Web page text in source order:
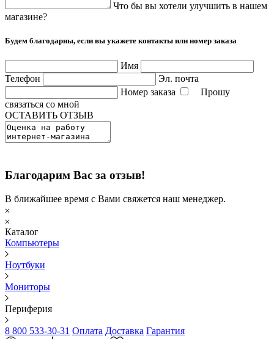
Что бы вы хотели улучшить в нашем
магазине?
Будем благодарны, если вы укажете контакты или номер заказа
Имя
Телефон
Эл. почта
Номер заказа
Прошу
связаться со мной
ОСТАВИТЬ ОТЗЫВ
Благодарим Вас за отзыв!
В ближайшее время с Вами свяжется наш менеджер.
Каталог
Компьютеры
Ноутбуки
Мониторы
Периферия
8 800 533-30-31 Оплата Доставка Гарантия